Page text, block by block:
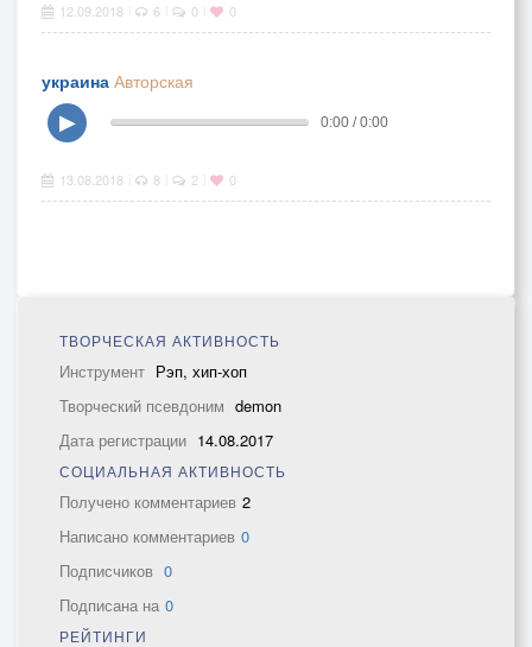
12.09.2018 6 0 0
украина Авторская
▶
0:00 / 0:00
13.08.2018 8 2 0
ТВОРЧЕСКАЯ АКТИВНОСТЬ
Инструмент Рэп, хип-хоп
Творческий псевдоним demon
Дата регистрации 14.08.2017
СОЦИАЛЬНАЯ АКТИВНОСТЬ
Получено комментариев 2
Написано комментариев 0
Подписчиков 0
Подписана на 0
РЕЙТИНГИ